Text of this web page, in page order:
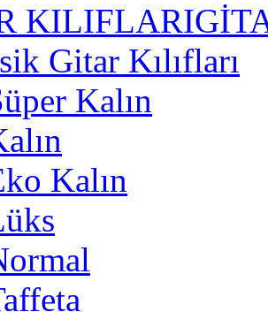
KILIFLARI
Gitar Kılıfları
Kalın
Kalın